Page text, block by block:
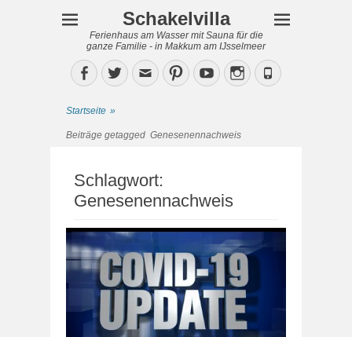
Schakelvilla
Ferienhaus am Wasser mit Sauna für die
ganze Familie - in Makkum am IJsselmeer
Facebook
TwitterEmailPinterestYouTubeInstagram
Phone
Startseite »
Beiträge getagged Genesenennachweis
Schlagwort:
Genesenennachweis